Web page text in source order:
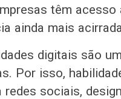
têm
ainda mais
digitais são
Por isso,
sociais,